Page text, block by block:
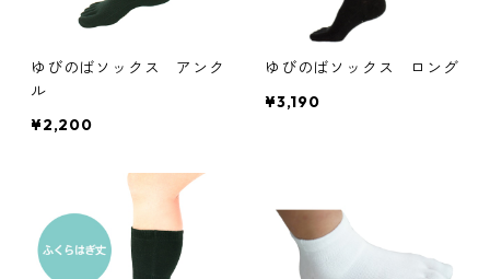
ゆびのばソックス アンク
ル
¥2,200
ゆびのばソックス ロング
¥3,190